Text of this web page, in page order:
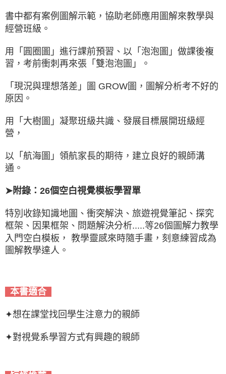
書中都有案例圖解示範，協助老師應用圖解來教學與
經營班級。
用「圓圈圖」進行課前預習、以「泡泡圖」做課後複
習，考前衝刺再來張「雙泡泡圖」。
「現況與理想落差」圖 GROW圖，圖解分析考不好的
原因。
用「大樹圖」凝聚班級共識、發展目標展開班級經
營，
以「航海圖」領航家長的期待，建立良好的親師溝
通。
➤附錄：26個空白視覺模板學習單
特別收錄知識地圖、衝突解決、旅遊視覺筆記、探究
框架、因果框架、問題解決分析.....等26個圖解力教學
入門空白模板， 教學靈感來時隨手畫，刻意練習成為
圖解教學達人。
本書適合
✦想在課堂找回學生注意力的親師
✦對視覺系學習方式有興趣的親師